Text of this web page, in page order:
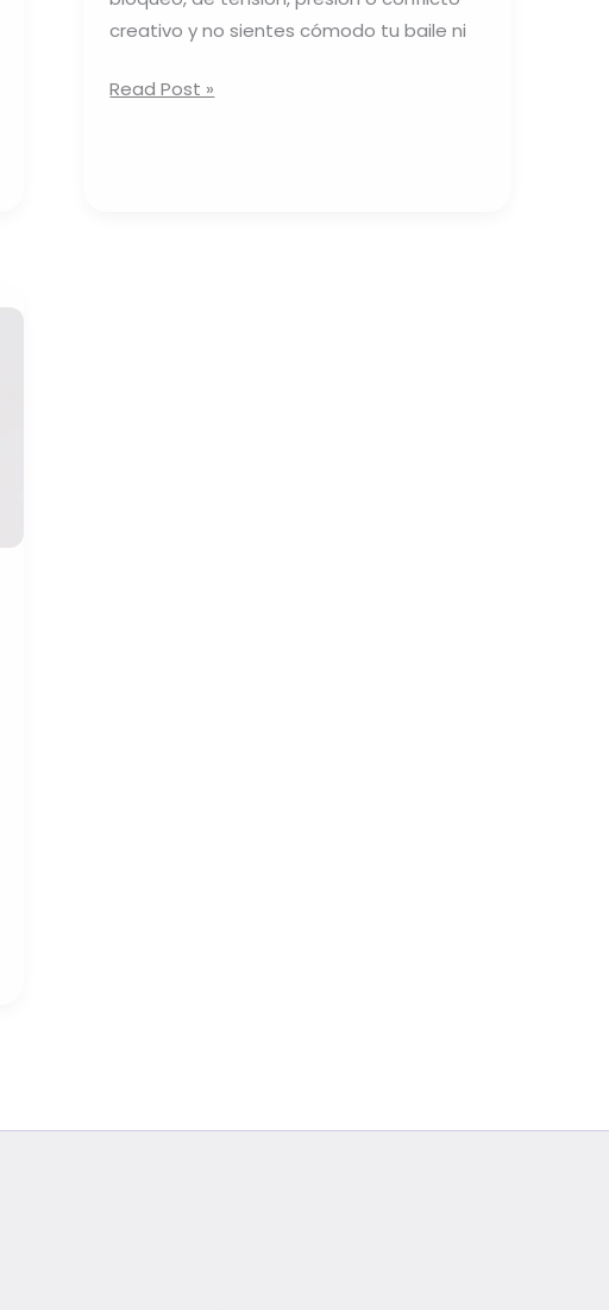
creativo y no sientes cómodo tu baile ni
Read Post »